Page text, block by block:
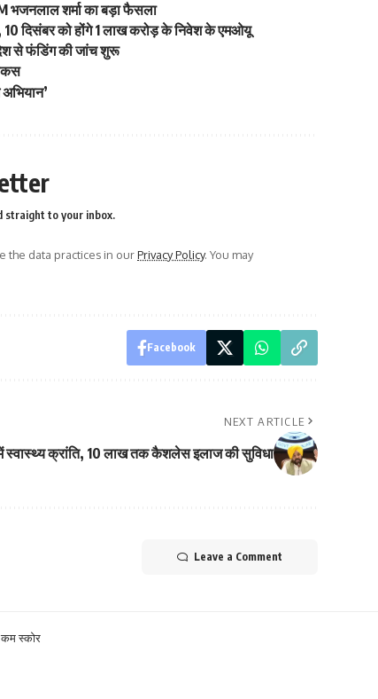
भजनलाल शर्मा का बड़ा फैसला
10 दिसंबर को होंगे 1 लाख करोड़ के निवेश के एमओयू
से फंडिंग की जांच शुरू
straight to your inbox.
the data practices in ourPrivacy Policy. You may
Facebook
NEXT ARTICLE
स्वास्थ्य क्रांति, 10 लाख तक कैशलेस इलाज की सुविधा
Leave a Comment
कम स्कोर